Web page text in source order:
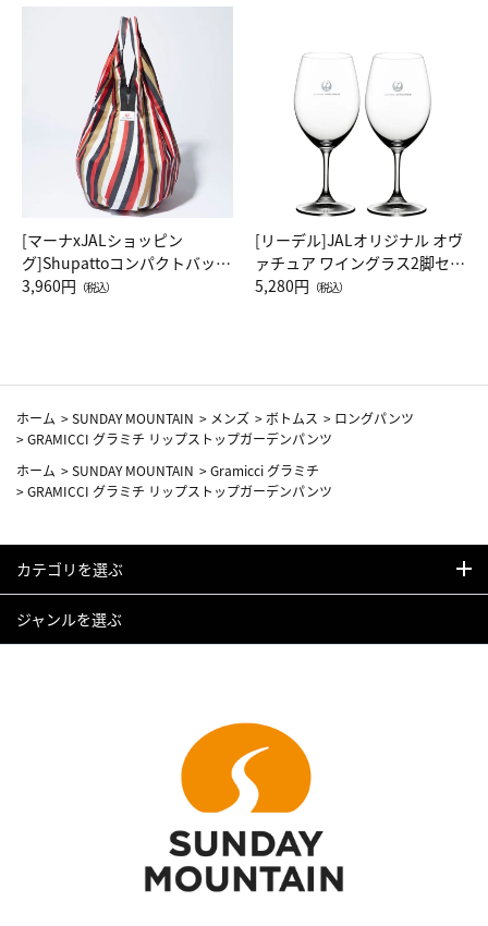
[マーナxJALショッピン
グ]Shupattoコンパクトバッグ
Drop JAL客室乗務員（LC）ス
3,960円 （税込）
[リーデル]JALオリジナル オヴ
ァチュア ワイングラス2脚セッ
ト（レッドワイン）
5,280円 （税込）
ホーム >SUNDAY MOUNTAIN > メンズ > ボトムス > ロングパンツ
>GRAMICCI グラミチ リップストップガーデンパンツ
ホーム >SUNDAY MOUNTAIN >Gramicci グラミチ
>GRAMICCI グラミチ リップストップガーデンパンツ
カテゴリを選ぶ
ジャンルを選ぶ